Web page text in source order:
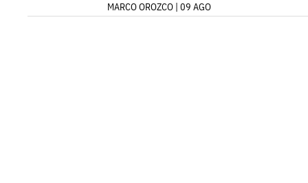
MARCO OROZCO | 09 AGO